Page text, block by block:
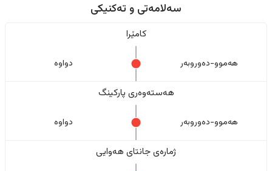
سەلامەتی و تەکنیکی
کامێرا
هەموو-دەوروبەر دواوە
هەستەوەری پارکینگ
هەموو-دەوروبەر دواوە
ژمارەی جانتای هەوایی